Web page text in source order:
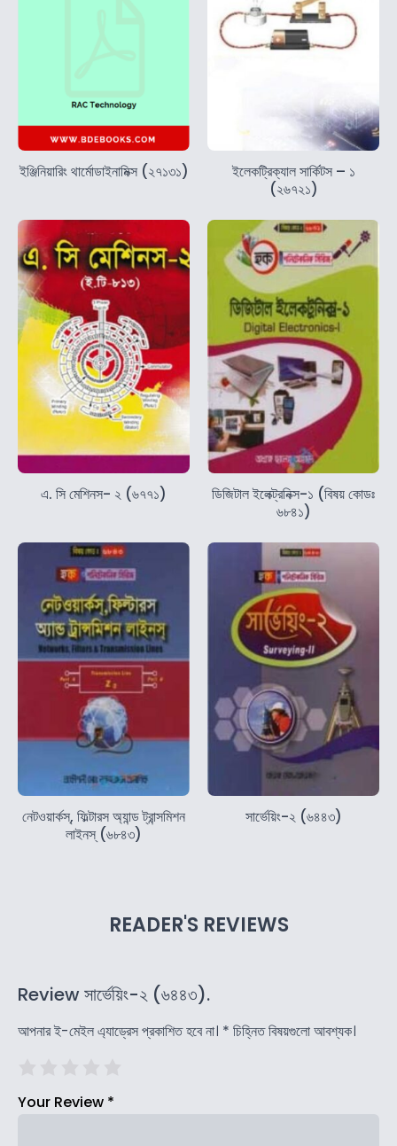
ইঞ্জিনিয়ারিং থার্মোডাইনামিক্স (২৭১৩১)
ইলেকট্রিক্যাল সার্কিটস – ১
(২৬৭২১)
এ. সি মেশিনস- ২ (৬৭৭১)
ডিজিটাল ইলেক্ট্রনিক্স-১ (বিষয় কোডঃ
৬৮৪১)
নেটওয়ার্কস্‌, ফিল্টারস অ্যান্ড ট্রান্সমিশন
লাইনস্‌ (৬৮৪৩)
সার্ভেয়িং-২ (৬৪৪৩)
READER'S REVIEWS
Review সার্ভেয়িং-২ (৬৪৪৩).
আপনার ই-মেইল এ্যাড্রেস প্রকাশিত হবে না। * চিহ্নিত বিষয়গুলো আবশ্যক।
Your Review *